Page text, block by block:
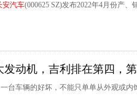
安汽车(000625 SZ)发布2022年4月份产
动机，吉利排在第四，第
台车辆的好坏，不能只单单从外观或